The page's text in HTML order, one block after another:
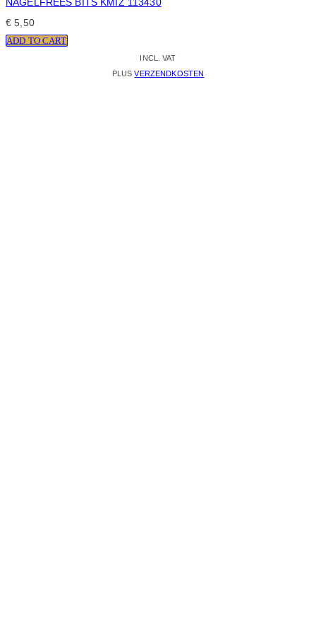
NAGELFREES BITS KMIZ 113430
€ 5,50
ADD TO CART
INCL. VAT
PLUSVERZENDKOSTEN